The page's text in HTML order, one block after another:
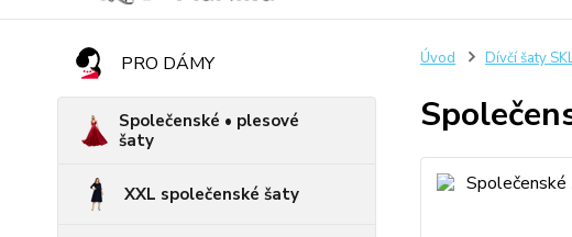
PRO DÁMY
Společenské • plesové
šaty
XXL společenské šaty
Úvod Dívčí šaty